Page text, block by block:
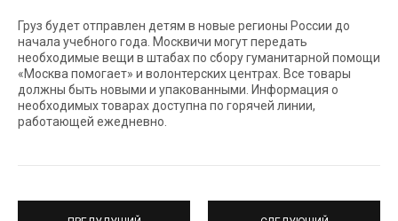
Груз будет отправлен детям в новые регионы России до
начала учебного года. Москвичи могут передать
необходимые вещи в штабах по сбору гуманитарной помощи
«Москва помогает» и волонтерских центрах. Все товары
должны быть новыми и упакованными. Информация о
необходимых товарах доступна по горячей линии,
работающей ежедневно.